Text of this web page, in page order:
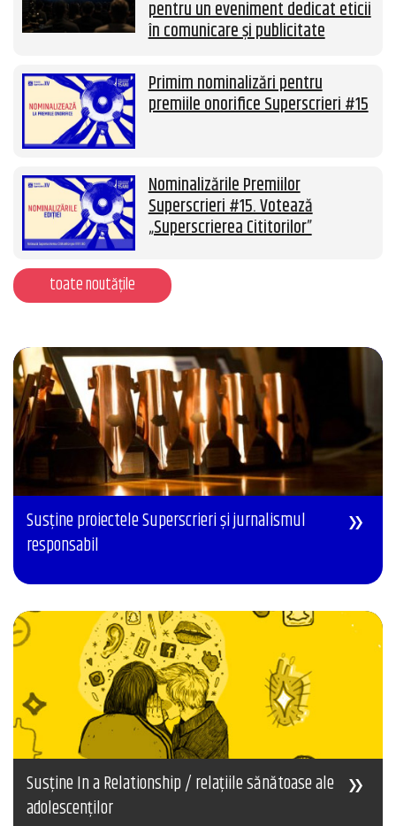
pentru un eveniment dedicat eticii
în comunicare și publicitate
Primim nominalizări pentru
premiile onorifice Superscrieri #15
Nominalizările Premiilor
Superscrieri #15. Votează
„Superscrierea Cititorilor”
toate noutățile
Susține proiectele Superscrieri și jurnalismul
responsabil
Susține In a Relationship / relațiile sănătoase ale
adolescenților